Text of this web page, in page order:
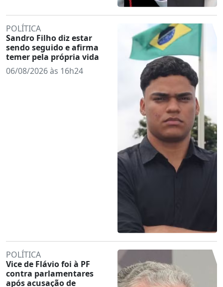
POLÍTICA
Sandro Filho diz estar
sendo seguido e afirma
temer pela própria vida
06/08/2026 às 16h24
POLÍTICA
Vice de Flávio foi à PF
contra parlamentares
após acusação de